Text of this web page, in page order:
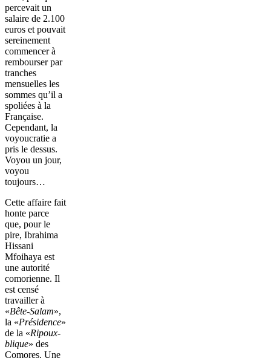
percevait un
salaire de 2.100
euros et pouvait
sereinement
commencer à
rembourser par
tranches
mensuelles les
sommes qu’il a
spoliées à la
Française.
Cependant, la
voyoucratie a
pris le dessus.
Voyou un jour,
voyou
toujours…
Cette affaire fait
honte parce
que, pour le
pire, Ibrahima
Hissani
Mfoihaya est
une autorité
comorienne. Il
est censé
travailler à
«Bête-Salam»,
la «Présidence»
de la «Ripoux-
blique» des
Comores. Une